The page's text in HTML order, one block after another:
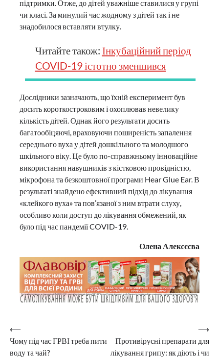
підтримки. Отже, до дітей уважніше ставилися у групі
чи класі. За минулий час жодному з дітей так і не
знадобилося вставляти втулку.
Читайте також: Інкубаційний період
COVID-19 істотно зменшився
Дослідники зазначають, що їхній експеримент був
досить короткостроковим і охоплював невелику
кількість дітей. Однак його результати досить
багатообіцяючі, враховуючи поширеність запалення
середнього вуха у дітей дошкільного та молодшого
шкільного віку. Це було по-справжньому інноваційне
використання навушників з кістковою провідністю,
мікрофона та безкоштовної програми Hear Glue Ear. В
результаті знайдено ефективний підхід до лікування
«клейкого вуха» та пов’язаної з ним втрати слуху,
особливо коли доступ до лікування обмежений, як
було під час пандемії COVID-19.
Олена Алексєєва
Навігація
записів
⟵
Чому під час ГРВІ треба пити
воду та чай?
Противірусні препарати для
лікування грипу: як діють і чи
⟶